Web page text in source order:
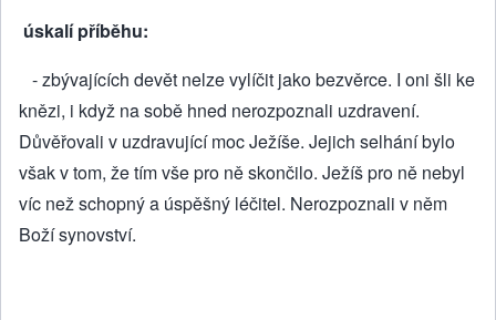
úskalí příběhu:
- zbývajících devět nelze vylíčit jako bezvěrce. I oni šli ke
knězi, i když na sobě hned neroz­poz­nali uzdravení.
Důvěřovali v uzdravující moc Ježíše. Jejich selhání bylo
však v tom, že tím vše pro ně skončilo. Ježíš pro ně nebyl
víc než schopný a úspěšný léčitel. Nerozpoznali v něm
Boží synovství.